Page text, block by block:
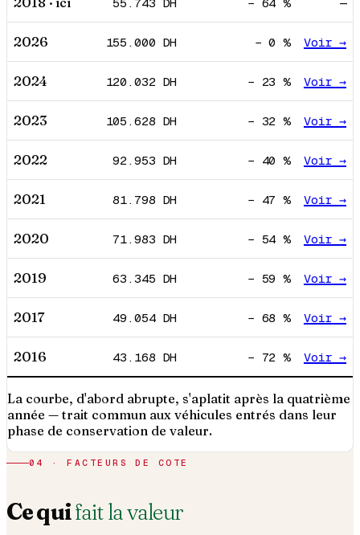
2026 155.000 DH −0 % Voir →
2024 120.032 DH − 23 % Voir →
2023 105.628 DH − 32 % Voir →
2022 92.953 DH − 40 % Voir →
2021 81.798 DH − 47 % Voir →
2020 71.983 DH − 54 % Voir →
2019 63.345 DH − 59 % Voir →
2017 49.054DH − 68 % Voir →
2016 43.168 DH − 72 % Voir →
La courbe, d'abord abrupte, s'aplatit après la quatrième
année — trait commun aux véhicules entrés dans leur
phase de conservation de valeur.
04 · FACTEURS DE COTE
Ce quifait la valeur